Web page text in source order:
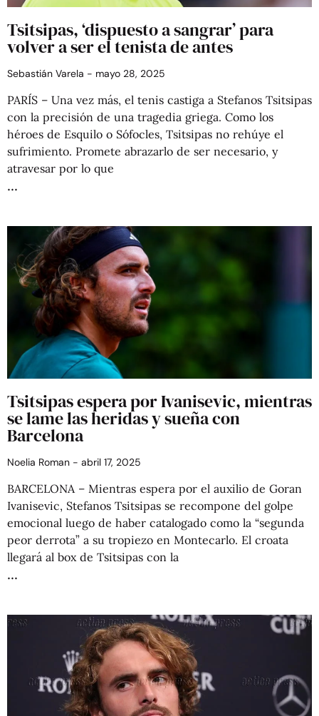
Tsitsipas, ‘dispuesto a sangrar’ para
volver a ser el tenista de antes
Sebastián Varela mayo 28, 2025
PARÍS – Una vez más, el tenis castiga a Stefanos Tsitsipas
con la precisión de una tragedia griega. Como los
héroes de Esquilo o Sófocles, Tsitsipas no rehúye el
sufrimiento. Promete abrazarlo de ser necesario, y
atravesar por lo que
Tsitsipas espera por Ivanisevic, mientras
se lame las heridas y sueña con
Barcelona
Noelia Roman abril 17, 2025
BARCELONA – Mientras espera por el auxilio de Goran
Ivanisevic, Stefanos Tsitsipas se recompone del golpe
emocional luego de haber catalogado como la “segunda
peor derrota” a su tropiezo en Montecarlo. El croata
llegará al box de Tsitsipas con la